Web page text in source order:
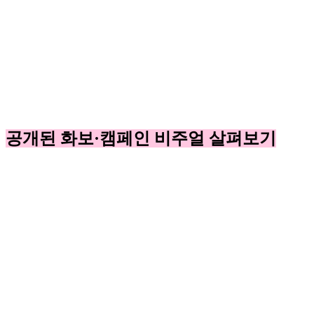
공개된 화보·캠페인 비주얼 살펴보기